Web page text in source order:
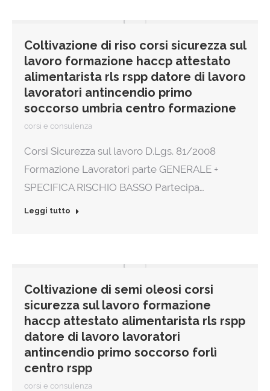
Coltivazione di riso corsi sicurezza sul
lavoro formazione haccp attestato
alimentarista rls rspp datore di lavoro
lavoratori antincendio primo
soccorso umbria centro formazione
corsi e consulenza
Corsi Sicurezza sul lavoro D.Lgs. 81/2008
Formazione Lavoratori parte GENERALE +
SPECIFICA RISCHIO BASSO Partecipa…
Leggi tutto
Coltivazione di semi oleosi corsi
sicurezza sul lavoro formazione
haccp attestato alimentarista rls rspp
datore di lavoro lavoratori
antincendio primo soccorso forlì
centro rspp
corsi e consulenza